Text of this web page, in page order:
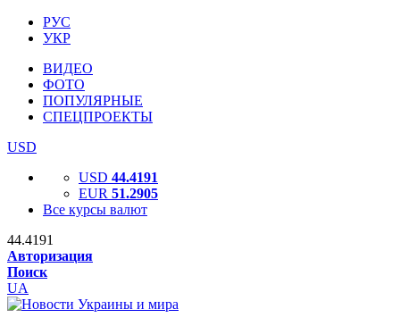
РУС
УКР
ВИДЕО
ФОТО
ПОПУЛЯРНЫЕ
СПЕЦПРОЕКТЫ
USD
USD 44.4191
EUR 51.2905
Все курсы валют
44.4191
Авторизация
Поиск
UA